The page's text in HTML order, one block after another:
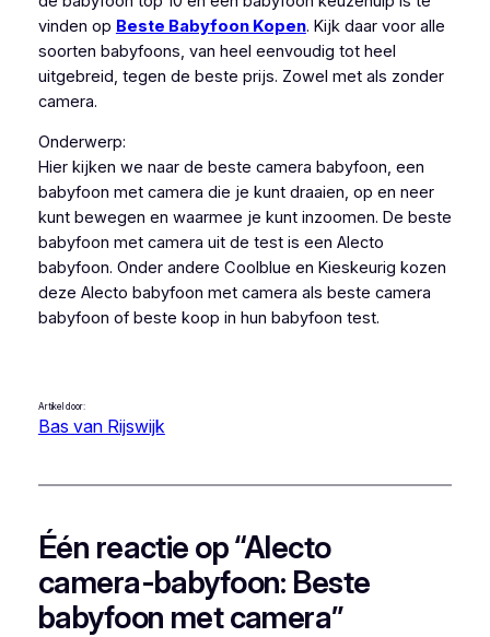
vinden op Beste Babyfoon Kopen. Kijk daar voor alle
soorten babyfoons, van heel eenvoudig tot heel
uitgebreid, tegen de beste prijs. Zowel met als zonder
camera.
Onderwerp:
Hier kijken we naar de beste camera babyfoon, een
babyfoon met camera die je kunt draaien, op en neer
kunt bewegen en waarmee je kunt inzoomen. De beste
babyfoon met camera uit de test is een Alecto
babyfoon. Onder andere Coolblue en Kieskeurig kozen
deze Alecto babyfoon met camera als beste camera
babyfoon of beste koop in hun babyfoon test.
Artikel door:
Bas van Rijswijk
Één reactie op “Alecto
camera-babyfoon: Beste
babyfoon met camera”